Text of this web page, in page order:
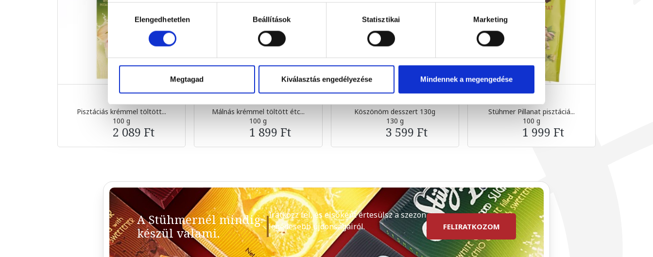
Hozzájárulás
kiválasztásaElengedhetetlen Beállítások Statisztikai Marketing
Megtagad Kiválasztás engedélyezése Mindennek a megengedése
Pisztáciás krémmel töltött...
100 g
2 089 Ft
Málnás krémmel töltött étc...
100 g
1 899 Ft
Köszönöm desszert 130g
130 g
3 599 Ft
Stühmer Pillanat pisztáciá...
100 g
1 999 Ft
A Stühmernél mindig
készül valami.
Iratkozz fel, és elsőként értesülsz a szezon
legédesebb újdonságairól.
FELIRATKOZOM